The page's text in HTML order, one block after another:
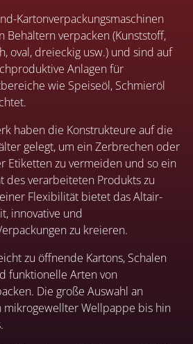
Kartonverpackungsmaschinen
Behältern verpacken (Kunststoff,
oval, dreieckig usw.) und sind auf
Anlagen für
wie Speiseöl, Schmieröl
haben die Konstrukteure auf die
gelegt, um ein Zerbrechen oder
Etiketten zu vermeiden und so ein
des verarbeiteten Produkts zu
Flexibilität bietet das Altair-
innovative und
zu kreieren.
zu öffnende Kartons, Schalen
funktionelle Arten von
Die große Auswahl an
mikrogewellter Wellpappe bis hin